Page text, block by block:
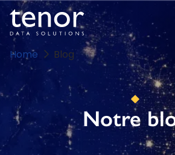
Home Blog
Notre